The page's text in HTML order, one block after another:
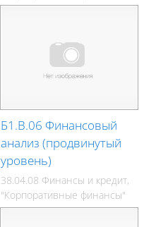
Б1.В.06 Финансовый
анализ (продвинутый
уровень)
38.04.08 Финансы и кредит,
"Корпоративные финансы"